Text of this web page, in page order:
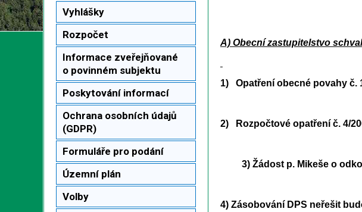
Vyhlášky
Rozpočet
Informace zveřejňované
o povinném subjektu
Poskytování informací
Ochrana osobních údajů
(GDPR)
Formuláře pro podání
Územní plán
Volby
A) Obecní zastupitelstvo
1)Opatření obecné povahy č.
2) Rozpočtové opatření č. 4/
3) Žádost p. Mikeše o
4) Zásobování DPS neřešit